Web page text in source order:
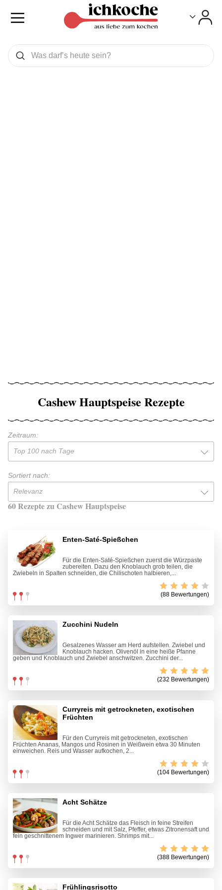
Was wollen Sie suchen
Suchen
Cashew Hauptspeise Rezepte
Zeitraum:
Top 100 nach Tage
Sortiert nach:
Relevanz
60 Rezepte zu Cashew Hauptspeise
Enten-Saté-Spießchen
Für die Enten-Saté-Spießchen zuerst die Würzpaste
zubereiten. Dazu den Knoblauch grob teilen, die
Zwiebeln in Spalten schneiden, die Chilischoten halbieren,...
(88 Bewertungen)
Zucchini Nudeln
Gesalzenes Wasser am Herd aufstellen. Zwiebel und
Knoblauch hacken. Olivenöl in eine heiße Pfanne
geben und Knoblauch und Zwiebel anschwitzen. Zucchini der...
(232 Bewertungen)
Curryreis mit getrockneten, exotischen
Früchten
Für den Curryreis mit getrockneten, exotischen
Früchten Ananas, Mangos und Rosinen in Weißwein etwa 30 Minuten
einweichen. Reis und Wasser aufkochen, 2...
(104 Bewertungen)
Acht Schätze
Für die Acht Schätze das Fleisch in feine Streifen
schneiden und mit Salz, Pfeffer, etwas Zitronensaft und
fein geschnittenem Ingwer marinieren. Shrimps mit...
(388 Bewertungen)
Frühlingsrisotto